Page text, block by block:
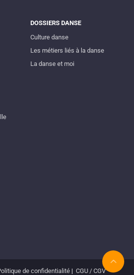
DOSSIERS DANSE
Culture danse
Les métiers liés à la danse
La danse et moi
de confidentialité| CGU / CGV